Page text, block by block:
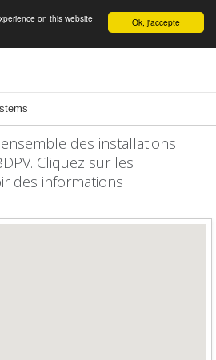
English Ok, j'accepte
on this website
des installations
Cliquez sur les
des informations